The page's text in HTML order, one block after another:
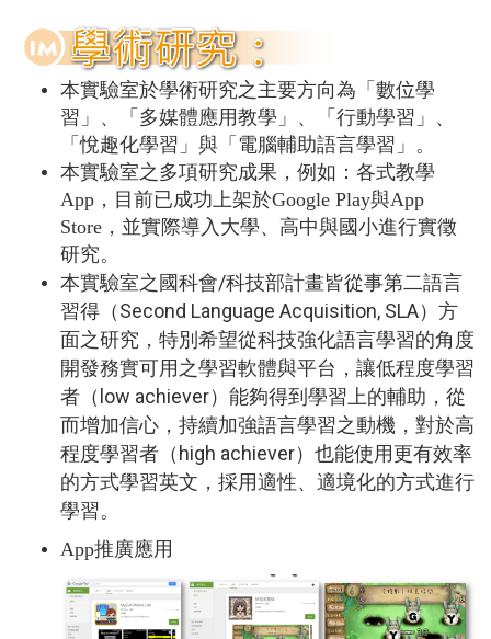
本實驗室於學術研究之主要方向為「數位學
習」、「多媒體應用教學」、「行動學習」、
「悅趣化學習」與「電腦輔助語言學習」。
本實驗室之多項研究成果，例如：各式教學
App，目前已成功上架於Google Play與App
Store，並實際導入大學、高中與國小進行實徵
研究。
本實驗室之國科會/科技部計畫皆從事第二語言
習得（ Second Language Acquisition, SLA）方
面之研究，特別希望從科技強化語言學習的角度
開發務實可用之學習軟體與平台，讓低程度學習
者（ low achiever）能夠得到學習上的輔助，從
而增加信心，持續加強語言學習之動機，對於高
程度學習者（ high achiever）也能使用更有效率
的方式學習英文，採用適性、適境化的方式進行
學習。
App推廣應用